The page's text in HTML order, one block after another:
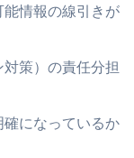
情報の線引きが
策）の責任分担
になっているか